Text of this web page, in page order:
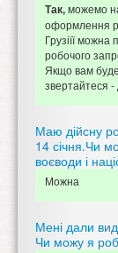
Так,можемо
оформлення
Грузіїї
робочого
Якщо вам
звертайтеся
Маю дійсну
14 січня.Чи
воєводи і
Можна
Мені дали
Чи можу я